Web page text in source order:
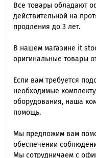
Все товары обладают
действительной на
продления до 3 лет.
В нашем магазине it
оригинальные товары
Если вам требуется
необходимые
оборудования, наша
помощь.
Мы предложим вам
обеспечении
Мы сотрудничаем с